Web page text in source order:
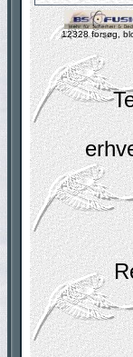
12328 forsøg,